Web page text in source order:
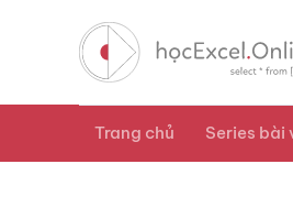
Trang chủ Series bài